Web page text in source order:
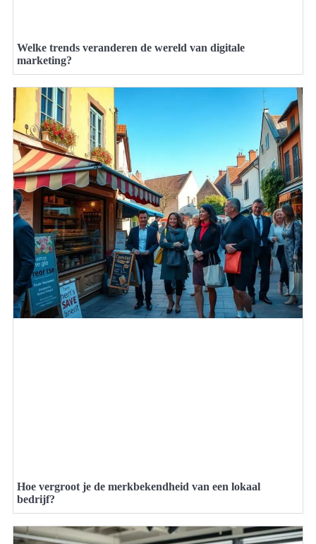
Welke trends veranderen de wereld van digitale
marketing?
Hoe vergroot je de merkbekendheid van een lokaal
bedrijf?